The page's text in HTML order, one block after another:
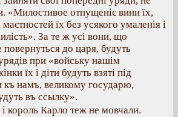
«Милостивое отпущеніє вини їх,
їх без усякого умаленія і
За те ж усі вони, що
повернуться до царя, будуть
при «войську нашім
їх і діти будуть взяті під
къ намъ, великому государю,
въ ссылку».
король Карло теж не мовчали.